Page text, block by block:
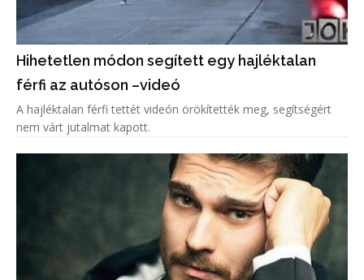
Hihetetlen módon segített egy hajléktalan
férfi az autóson –videó
A hajléktalan férfi tettét videón örökítették meg, segítségért
nem várt jutalmat kapott.